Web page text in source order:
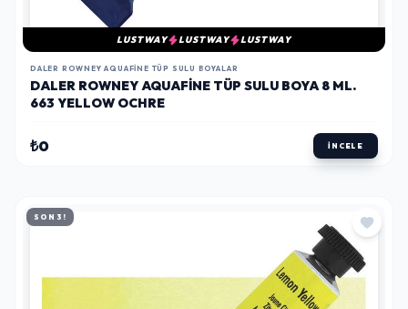
LUSTWAY LUSTWAY LUSTWAY
DALER ROWNEY AQUAFINE TÜP SULU BOYALAR
DALER ROWNEY AQUAFINE TÜP SULU BOYA 8 ML.
663 YELLOW OCHRE
₺0 İNCELE
SON 3!